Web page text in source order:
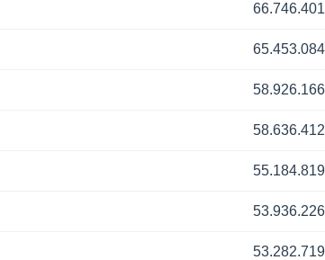
66.746.401
65.453.084
58.926.166
58.636.412
55.184.819
53.936.226
53.282.719